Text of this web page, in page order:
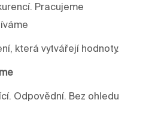
Pracujeme
která vytvářejí hodnoty.
Odpovědní. Bez ohledu